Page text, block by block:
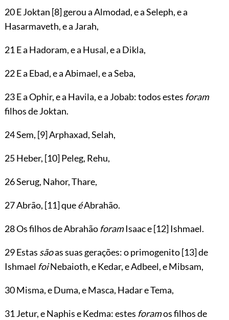
20 E Joktan [8]gerou a Almodad, e a Seleph, e a
Hasarmaveth, e a Jarah,
21 E a Hadoram, e a Husal, e a Dikla,
22 E a Ebad, e a Abimael, e a Seba,
23 E a Ophir, e a Havila, e a Jobab: todos estes foram
filhos de Joktan.
24 Sem, [9]Arphaxad, Selah,
25 Heber, [10]Peleg, Rehu,
26 Serug, Nahor, Thare,
27 Abrão, [11]queéAbrahão.
28 Os filhos de AbrahãoforamIsaac e[12]Ishmael.
29 Estas sãoas suas gerações: o primogenito[13]de
Ishmael foiNebaioth, e Kedar, e Adbeel, e Mibsam,
30 Misma, e Duma, e Masca, Hadar e Tema,
31 Jetur, e Naphis e Kedma: estes foramos filhos de